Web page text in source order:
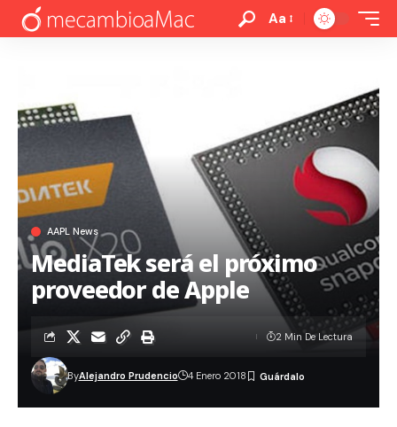
Aa
AAPL News
MediaTek será el próximo
proveedor de Apple
ByAlejandro Prudencio 4 Enero 2018
2 Min De Lectura